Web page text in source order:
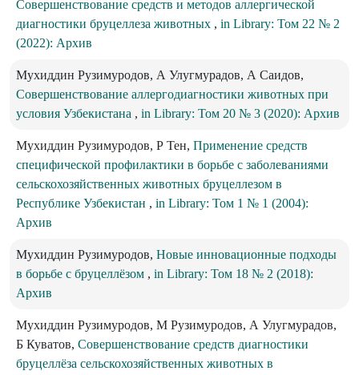
Совершенствование средств и методов аллергической
диагностики бруцеллеза животных , in Library: Том 22 № 2
(2022): Архив
Мухиддин Рузимуродов, А Улугмурадов, А Саидов,
Совершенствование аллергодиагностики животных при
условия Узбекистана , in Library: Том 20 № 3 (2020): Архив
Мухиддин Рузимуродов, Р Тен, Применение средств
специфической профилактики в борьбе с заболеваниями
сельскохозяйственных животных бруцеллезом в
Республике Узбекистан , in Library: Том 1 № 1 (2004):
Архив
Мухиддин Рузимуродов, Новые инновационные подходы
в борьбе с бруцеллёзом , in Library: Том 18 № 2 (2018):
Архив
Мухиддин Рузимуродов, М Рузимуродов, А Улугмурадов,
Б Куватов, Совершенствование средств диагностики
бруцеллёза сельскохозяйственных животных в